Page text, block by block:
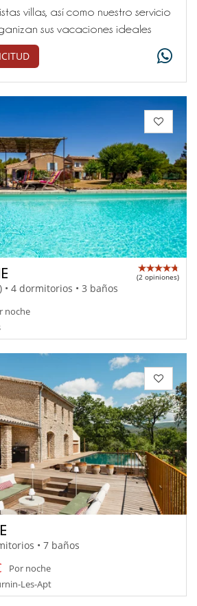
villas, así como nuestro servicio
sus vacaciones ideales
(2 opiniones)
• 4 dormitorios • 3 baños
noche
• 7 baños
Por noche
Les-Apt